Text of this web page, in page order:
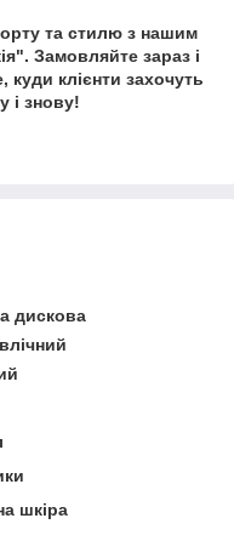
та стилю з нашим
Замовляйте зараз і
клієнти захочуть
і знову!
дискова
шкіра